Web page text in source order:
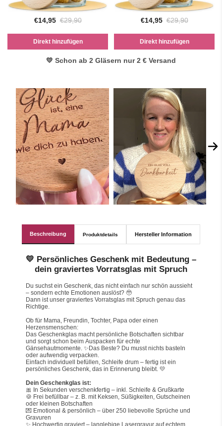
€14,95 €29,90
Direkt hinzufügen
€14,95 €29,90
Direkt hinzufügen
💛 Schon ab 2 Gläsern nur 2 € Versand
Beschreibung Produktdetails Hersteller Information
💛 Persönliches Geschenk mit Bedeutung –
dein graviertes Vorratsglas mit Spruch
Du suchst ein Geschenk, das nicht einfach nur schön aussieht
– sondern echte Emotionen auslöst? 🥹
Dann ist unser graviertes Vorratsglas mit Spruch genau das
Richtige.
Ob für Mama, Freundin, Tochter, Papa oder einen
Herzensmenschen:
Das Geschenkglas macht persönliche Botschaften sichtbar
und sorgt schon beim Auspacken für echte
Gänsehautmomente. ✨Das Beste? Du musst nichts basteln
oder aufwendig verpacken.
Einfach individuell befüllen, Schleife drum – fertig ist ein
persönliches Geschenk, das in Erinnerung bleibt. 💛
Dein Geschenkglas ist:
🎀 In Sekunden verschenkfertig – inkl. Schleife & Grußkarte
🍪 Frei befüllbar – z. B. mit Keksen, Süßigkeiten, Gutscheinen
oder kleinen Botschaften
💌 Emotional & persönlich – über 250 liebevolle Sprüche und
Gravuren
✨ Hochwertig graviert – langlebige Lasergravur auf echtem